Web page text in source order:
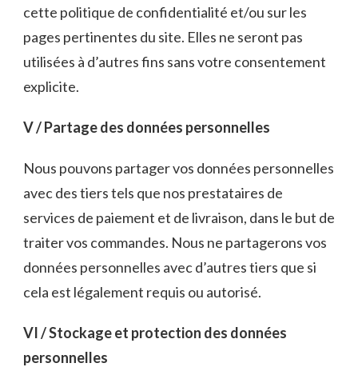
cette politique de confidentialité et/ou sur les
pages pertinentes du site. Elles ne seront pas
utilisées à d’autres fins sans votre consentement
explicite.
V / Partage des données personnelles
Nous pouvons partager vos données personnelles
avec des tiers tels que nos prestataires de
services de paiement et de livraison, dans le but de
traiter vos commandes. Nous ne partagerons vos
données personnelles avec d’autres tiers que si
cela est légalement requis ou autorisé.
VI / Stockage et protection des données
personnelles